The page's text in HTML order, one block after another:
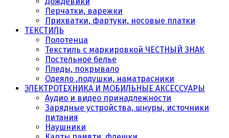
Перчатки, варежки
Прихватки, фартуки, носовые платки
ТЕКСТИЛЬ
Полотенца
Текстиль с маркировкой ЧЕСТНЫЙ ЗНАК
Постельное белье
Пледы, покрывало
Одеяло ,подушки, наматрасники
ЭЛЕКТРОТЕХНИКА И МОБИЛЬНЫЕ АКСЕССУАРЫ
Аудио и видео принадлежности
Зарядные устройства, шнуры, источники
питания
Наушники